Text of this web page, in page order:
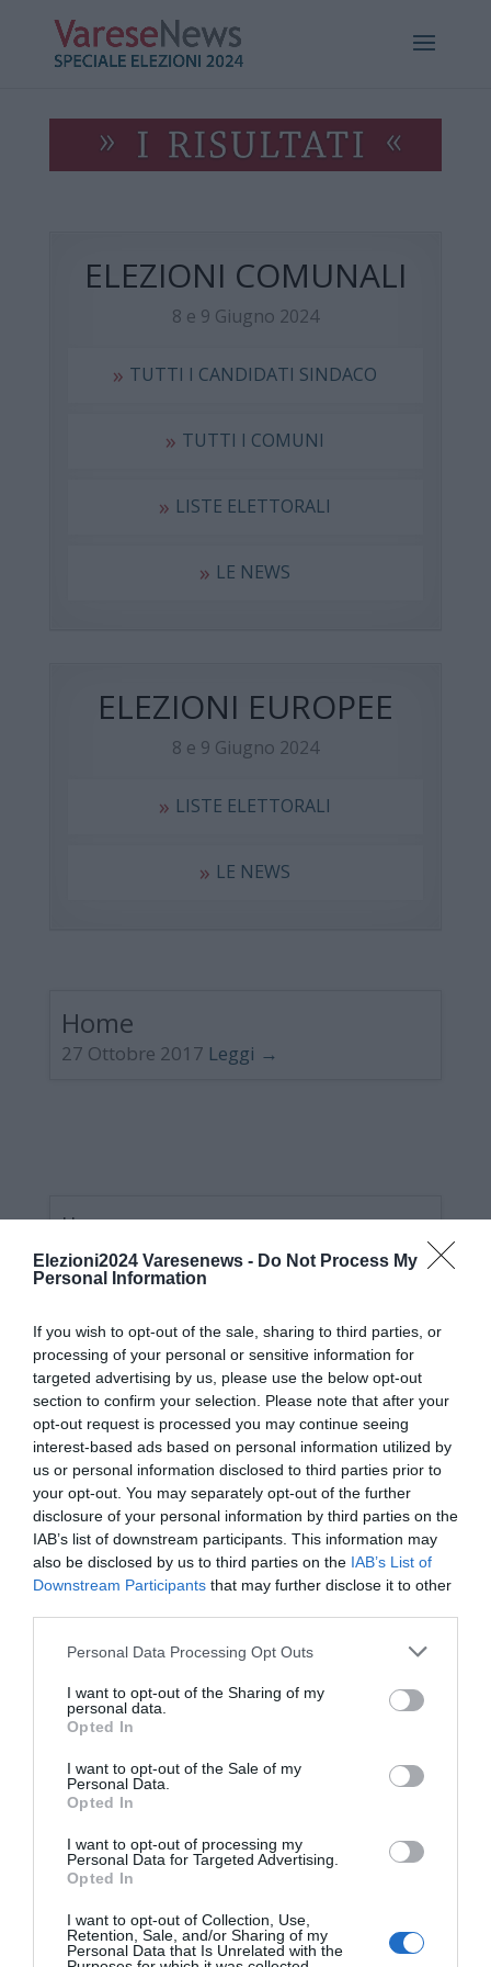
Elezioni2024 Varesenews - Do Not Process My
Personal Information
If you wish to opt-out of the sale, sharing to third parties, or
processing of your personal or sensitive information for
targeted advertising by us, please use the below opt-out
section to confirm your selection. Please note that after your
opt-out request is processed you may continue seeing
interest-based ads based on personal information utilized by
us or personal information disclosed to third parties prior to
your opt-out. You may separately opt-out of the further
disclosure of your personal information by third parties on the
IAB’s list of downstream participants. This information may
also be disclosed by us to third parties on the IAB’s List of
Downstream Participants that may further disclose it to other
Personal Data Processing Opt Outs
I want to opt-out of the Sharing of my
personal data.
Opted In
I want to opt-out of the Sale of my
Personal Data.
Opted In
I want to opt-out of processing my
Personal Data for Targeted Advertising.
Opted In
I want to opt-out of Collection, Use,
Retention, Sale, and/or Sharing of my
Personal Data that Is Unrelated with the
ELEZIONI COMUNALI
8 e 9 Giugno 2024
» TUTTI I CANDIDATI SINDACO
» TUTTI I COMUNI
» LISTE ELETTORALI
» LE NEWS
ELEZIONI EUROPEE
8 e 9 Giugno 2024
» LISTE ELETTORALI
» LE NEWS
Home
27 Ottobre 2017 Leggi →
Home
27 Ottobre 2017 Leggi →
Elezioni ad Arcisate, al via lo spoglio dei
voti: segui tutti gli aggiornamenti in diretta
26 Maggio 2025
Il Festival Lago Cromatico apre ai giovani e
diventa Young
30 Aprile 2025
Remanufacturing: l’economia circolare 2.0
che cambierà la manifattura
8 Ottobre 2024
Home
27 Ottobre 2017 Leggi →
Il Prefetto incontra i nuovi sindaci a Villa
questa è la vostra casa”
6 Agosto 2024
a Gornate Olona
31 Luglio 2024
Nel primo consiglio post elezioni,
nominata la nuova giunta di Ferrera di
Varese
3 Luglio 2024